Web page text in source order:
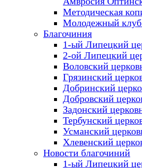
Методическая
Молодежный клуб
Благочиния
1-ый Липецкий
2-ой Липецкий
Воловский
Грязинский
Добринский
Добровский
Задонский
Тербунский
Усманский
Хлевенский
Новости благочиний
1-ый Липецкий